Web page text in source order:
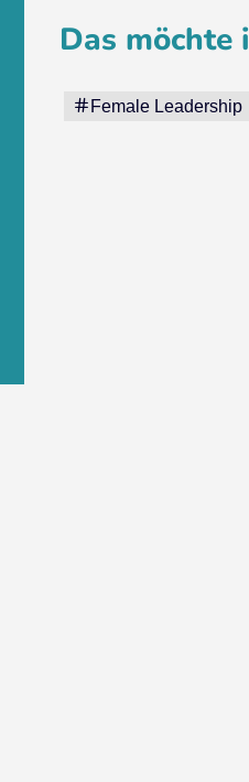
Das möchte
Female Leadership